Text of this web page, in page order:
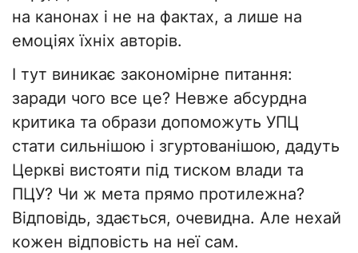
на канонах і не на фактах, а лише на
емоціях їхніх авторів.
І тут виникає закономірне питання:
заради чого все це? Невже абсурдна
критика та образи допоможуть УПЦ
стати сильнішою і згуртованішою, дадуть
Церкві вистояти під тиском влади та
ПЦУ? Чи ж мета прямо протилежна?
Відповідь, здається, очевидна. Але нехай
кожен відповість на неї сам.